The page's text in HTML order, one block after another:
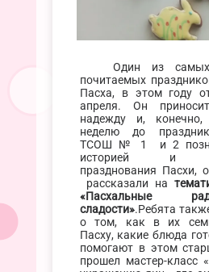
Один из самых
почитаемых
Пасха, в этом году
апреля. Он
надежду и,
неделю до
ТСОШ № 1 и 2
историей и
празднования Пасхи,
рассказали на
«Пасхальные
сладости».Ребята
о том, как в их
Пасху, какие блюда
помогают в этом
прошел мастер-класс